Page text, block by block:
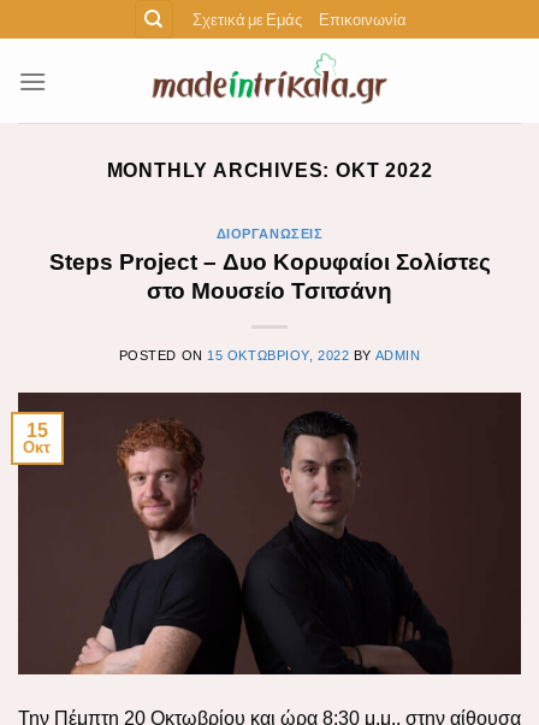
to
content
Σχετικά με Εμάς Επικοινωνία
MONTHLY ARCHIVES: ΟΚΤ 2022
ΔΙΟΡΓΑΝΏΣΕΙΣ
Steps Project – Δυο Κορυφαίοι Σολίστες
στο Μουσείο Τσιτσάνη
POSTED ON 15 ΟΚΤΩΒΡΊΟΥ, 2022 BY ADMIN
15
Οκτ
Την Πέμπτη 20 Οκτωβρίου και ώρα 8:30 μ.μ., στην αίθουσα